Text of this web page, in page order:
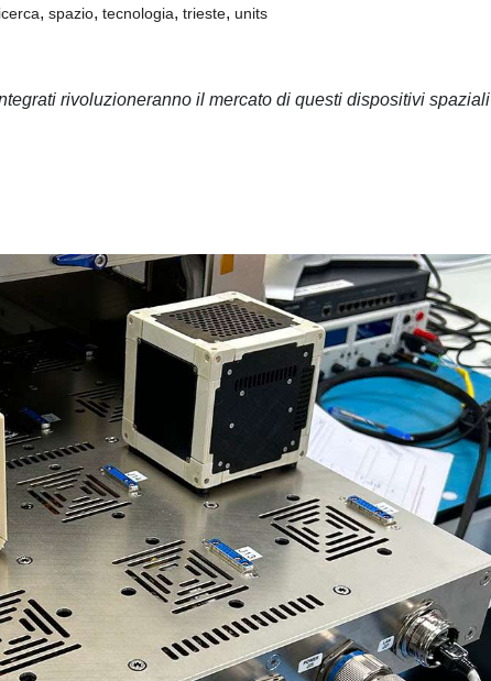
, spazio, tecnologia, trieste, units
rivoluzioneranno il mercato di questi dispositivi spaziali